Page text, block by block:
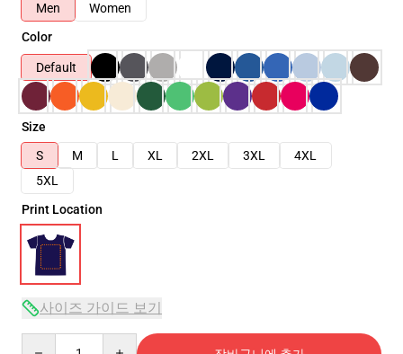
Men
Women
Color
Default
Size
S
M L XL 2XL 3XL
4XL
5XL
Print Location
사이즈 가이드 보기